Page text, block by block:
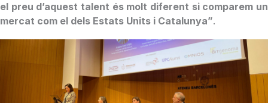
el preu d’aquest talent és molt diferent si comparem un
mercat com el dels Estats Units i Catalunya”.